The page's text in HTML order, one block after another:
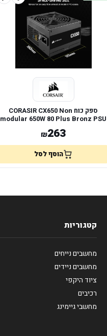
ספק כוח CORASIR CX650 Non
modular 650W 80 Plus Bronz PSU
₪263
הוסף לסל
קטגוריות
מחשבים נייחים
מחשבים ניידים
ציוד היקפי
רכיבים
מחשבי גיימינג